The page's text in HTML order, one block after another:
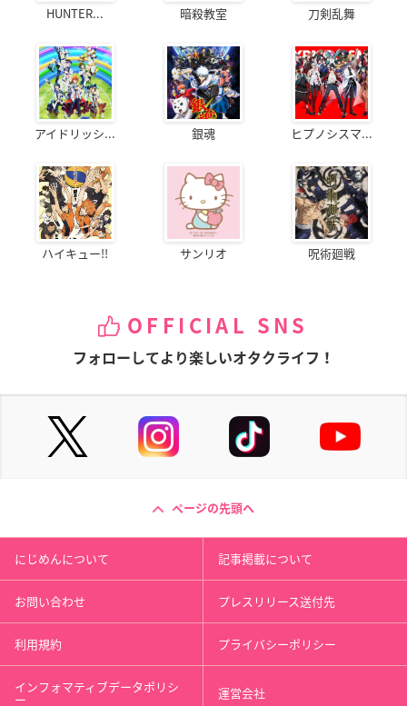
HUNTER... 暗殺教室 刀剣乱舞
アイドリッシ... 銀魂 ヒプノシスマ...
ハイキュー!! サンリオ 呪術廻戦
OFFICIAL SNS
フォローしてより楽しいオタクライフ！
ページの先頭へ
にじめんについて 記事掲載について
お問い合わせ プレスリリース送付先
利用規約 プライバシーポリシー
インフォマティブデータポリシ
ー 運営会社